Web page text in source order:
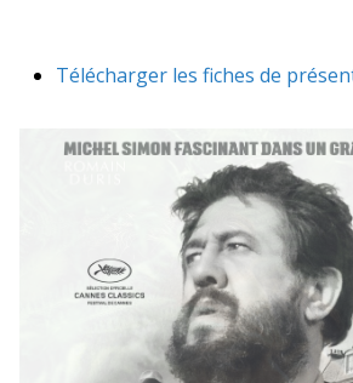
corps
Télécharger les fiches de